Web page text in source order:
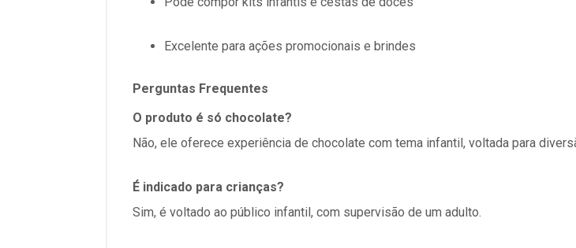
Excelente para ações promocionais e brindes
Perguntas Frequentes
O produto é só chocolate?
Não, ele oferece experiência de chocolate com tema infantil, voltada para
É indicado para crianças?
Sim, é voltado ao público infantil, com supervisão de um adulto.